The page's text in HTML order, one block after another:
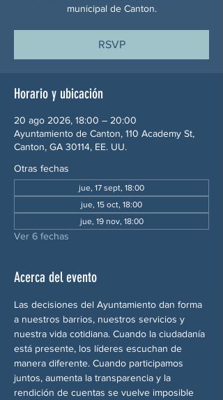
municipal de Canton.
RSVP
Horario y ubicación
20 ago 2026, 18:00 – 20:00
Ayuntamiento de Canton, 110 Academy St,
Canton, GA 30114, EE. UU.
Otras fechas
jue, 17 sept, 18:00
jue, 15 oct, 18:00
jue, 19 nov, 18:00
Ver 6 fechas
Acerca del evento
Las decisiones del Ayuntamiento dan forma
a nuestros barrios, nuestros servicios y
nuestra vida cotidiana. Cuando la ciudadanía
está presente, los líderes escuchan de
manera diferente. Cuando participamos
juntos, aumenta la transparencia y la
rendición de cuentas se vuelve imposible